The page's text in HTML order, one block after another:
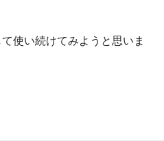
使い続けてみようと思いま